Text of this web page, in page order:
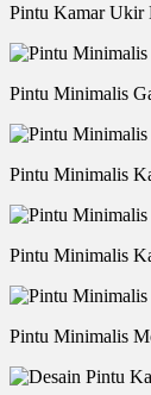
Pintu Kamar Ukir
Pintu Minimalis
Pintu Minimalis
Pintu Minimalis
Pintu Minimalis